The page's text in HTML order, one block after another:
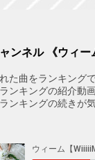
ンネル 《ウィー
た曲をランキング
ンキングの紹介動画
ンキングの続きが